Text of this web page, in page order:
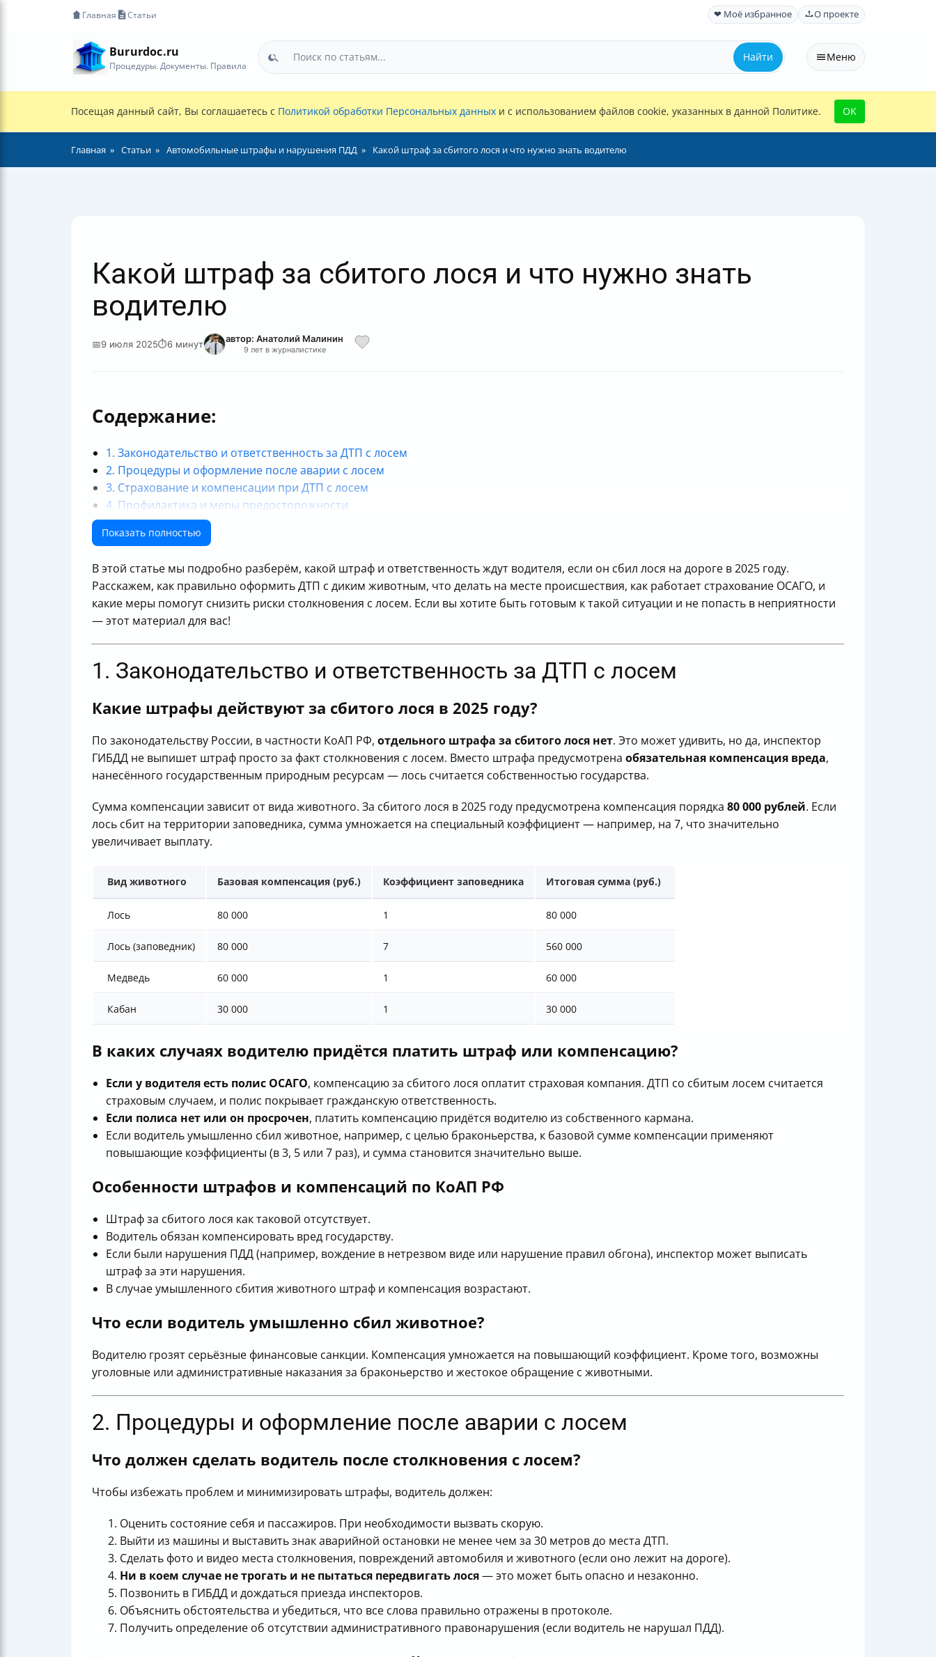
Главная Статьи ❤ Моё избранное О проекте
Bururdoc.ru
Процедуры. Документы. Правила
Найти Меню
Посещая данный сайт, Вы соглашаетесь с Политикой обработки Персональных данных и с использованием файлов cookie, указанных в данной Политике. OK
Главная Статьи Автомобильные штрафы и нарушения ПДД Какой штраф за сбитого лося и что нужно знать водителю
Какой штраф за сбитого лося и что нужно знать
водителю
📅9 июля 2025⏱6 минут автор: Анатолий Малинин
9 лет в журналистике
Содержание:
1. Законодательство и ответственность за ДТП с лосем
2. Процедуры и оформление после аварии с лосем
3. Страхование и компенсации при ДТП с лосем
4. Профилактика и меры предосторожности
Итог: что нужно помнить водителю
Показать полностью
В этой статье мы подробно разберём, какой штраф и ответственность ждут водителя, если он сбил лося на дороге в 2025 году.
Расскажем, как правильно оформить ДТП с диким животным, что делать на месте происшествия, как работает страхование ОСАГО, и
какие меры помогут снизить риски столкновения с лосем. Если вы хотите быть готовым к такой ситуации и не попасть в неприятности
— этот материал для вас!
1. Законодательство и ответственность за ДТП с лосем
Какие штрафы действуют за сбитого лося в 2025 году?
По законодательству России, в частности КоАП РФ, отдельного штрафа за сбитого лося нет. Это может удивить, но да, инспектор
ГИБДД не выпишет штраф просто за факт столкновения с лосем. Вместо штрафа предусмотрена обязательная компенсация вреда,
нанесённого государственным природным ресурсам — лось считается собственностью государства.
Сумма компенсации зависит от вида животного. За сбитого лося в 2025 году предусмотрена компенсация порядка 80 000 рублей. Если
лось сбит на территории заповедника, сумма умножается на специальный коэффициент — например, на 7, что значительно
увеличивает выплату.
Вид животного Базовая компенсация (руб.) Коэффициент заповедника Итоговая сумма (руб.)
Лось 80 000 1 80 000
Лось (заповедник) 80 000 7 560 000
Медведь 60 000 1 60 000
Кабан 30 000 1 30 000
В каких случаях водителю придётся платить штраф или компенсацию?
Если у водителя есть полис ОСАГО, компенсацию за сбитого лося оплатит страховая компания. ДТП со сбитым лосем считается
страховым случаем, и полис покрывает гражданскую ответственность.
Если полиса нет или он просрочен, платить компенсацию придётся водителю из собственного кармана.
Если водитель умышленно сбил животное, например, с целью браконьерства, к базовой сумме компенсации применяют
повышающие коэффициенты (в 3, 5 или 7 раз), и сумма становится значительно выше.
Особенности штрафов и компенсаций по КоАП РФ
Штраф за сбитого лося как таковой отсутствует.
Водитель обязан компенсировать вред государству.
Если были нарушения ПДД (например, вождение в нетрезвом виде или нарушение правил обгона), инспектор может выписать
штраф за эти нарушения.
В случае умышленного сбития животного штраф и компенсация возрастают.
Что если водитель умышленно сбил животное?
Водителю грозят серьёзные финансовые санкции. Компенсация умножается на повышающий коэффициент. Кроме того, возможны
уголовные или административные наказания за браконьерство и жестокое обращение с животными.
2. Процедуры и оформление после аварии с лосем
Что должен сделать водитель после столкновения с лосем?
Чтобы избежать проблем и минимизировать штрафы, водитель должен:
Оценить состояние себя и пассажиров. При необходимости вызвать скорую.
Выйти из машины и выставить знак аварийной остановки не менее чем за 30 метров до места ДТП.
Сделать фото и видео места столкновения, повреждений автомобиля и животного (если оно лежит на дороге).
Ни в коем случае не трогать и не пытаться передвигать лося— это может быть опасно и незаконно.
Позвонить в ГИБДД и дождаться приезда инспекторов.
Объяснить обстоятельства и убедиться, что все слова правильно отражены в протоколе.
Получить определение об отсутствии административного правонарушения (если водитель не нарушал ПДД).